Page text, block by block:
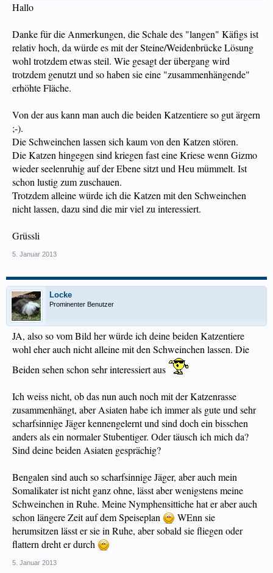
Hallo
Danke für die Anmerkungen, die Schale des "langen" Käfigs ist
relativ hoch, da würde es mit der Steine/Weidenbrücke Lösung
wohl trotzdem etwas steil. Wie gesagt der übergang wird
trotzdem genutzt und so haben sie eine "zusammenhängende"
erhöhte Fläche.
Von der aus kann man auch die beiden Katzentiere so gut ärgern
;-).
Die Schweinchen lassen sich kaum von den Katzen stören.
Die Katzen hingegen sind kriegen fast eine Kriese wenn Gizmo
wieder seelenruhig auf der Ebene sitzt und Heu mümmelt. Ist
schon lustig zum zuschauen.
Trotzdem alleine würde ich die Katzen mit den Schweinchen
nicht lassen, dazu sind die mir viel zu interessiert.
Grüssli
5. Januar 2013
Locke
Prominenter Benutzer
JA, also so vom Bild her würde ich deine beiden Katzentiere
wohl eher auch nicht alleine mit den Schweinchen lassen. Die
Beiden sehen schon sehr interessiert aus
Ich weiss nicht, ob das nun auch noch mit der Katzenrasse
zusammenhängt, aber Asiaten habe ich immer als gute und sehr
scharfsinnige Jäger kennengelernt und sind doch ein bisschen
anders als ein normaler Stubentiger. Oder täusch ich mich da?
Sind deine beiden Asiaten gesprächig?
Bengalen sind auch so scharfsinnige Jäger, aber auch mein
Somalikater ist nicht ganz ohne, lässt aber wenigstens meine
Schweinchen in Ruhe. Meine Nymphensittiche hat er aber auch
schon längere Zeit auf dem Speiseplan
WEnn sie
herumsitzen lässt er sie in Ruhe, aber sobald sie fliegen oder
flattern dreht er durch
5. Januar 2013